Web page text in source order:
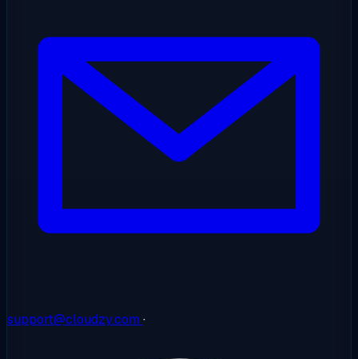
support@cloudzy.com ·